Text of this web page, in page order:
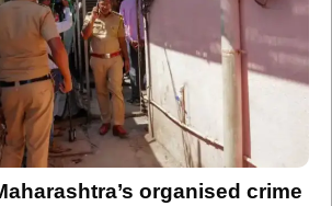
organised crime